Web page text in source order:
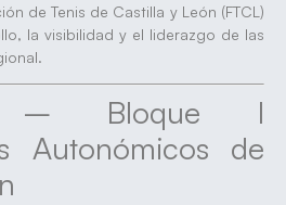
de Tenis de Castilla y León (FTCL)
la visibilidad y el liderazgo de las
– Bloque I
Autonómicos de